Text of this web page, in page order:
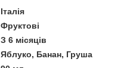
Італія
Фруктові
З 6 місяців
Яблуко, Банан, Груша